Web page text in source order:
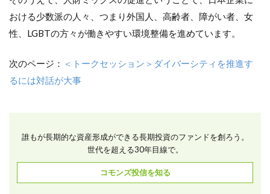
おける少数派の人々、つまり外国人、高齢者、障がい者、女
性、LGBTの方々が働きやすい環境整備を進めています。
次のページ： ＜トークセッション＞ダイバーシティを推進す
るには対話が大事
誰もが長期的な資産形成ができる長期投資のファンドを創ろう。
世代を超える30年目線で。
コモンズ投信を知る